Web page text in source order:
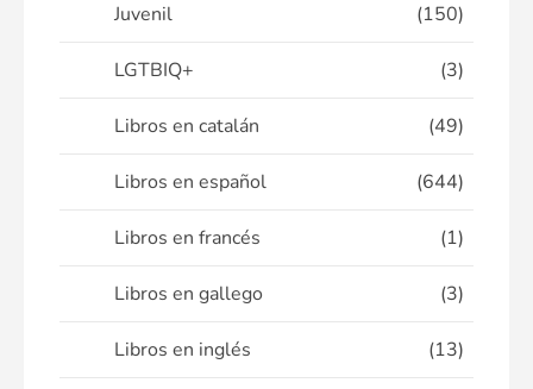
Juvenil (150)
LGTBIQ+ (3)
Libros en catalán (49)
Libros en español (644)
Libros en francés (1)
Libros en gallego (3)
Libros en inglés (13)